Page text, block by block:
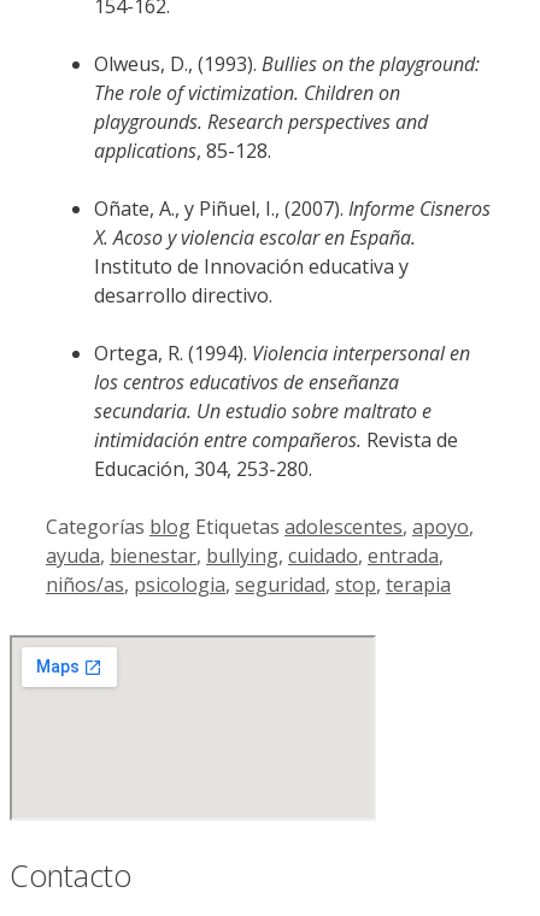
154-162.
Olweus, D., (1993). Bullies on the playground:
The role of victimization. Children on
playgrounds. Research perspectives and
applications, 85-128.
Oñate, A., y Piñuel, I., (2007). Informe Cisneros
X. Acoso y violencia escolar en España.
Instituto de Innovación educativa y
desarrollo directivo.
Ortega, R. (1994). Violencia interpersonal en
los centros educativos de enseñanza
secundaria. Un estudio sobre maltrato e
intimidación entre compañeros. Revista de
Educación, 304, 253-280.
Categorías blog Etiquetas adolescentes, apoyo,
ayuda, bienestar, bullying, cuidado, entrada,
niños/as, psicologia, seguridad, stop, terapia
Contacto